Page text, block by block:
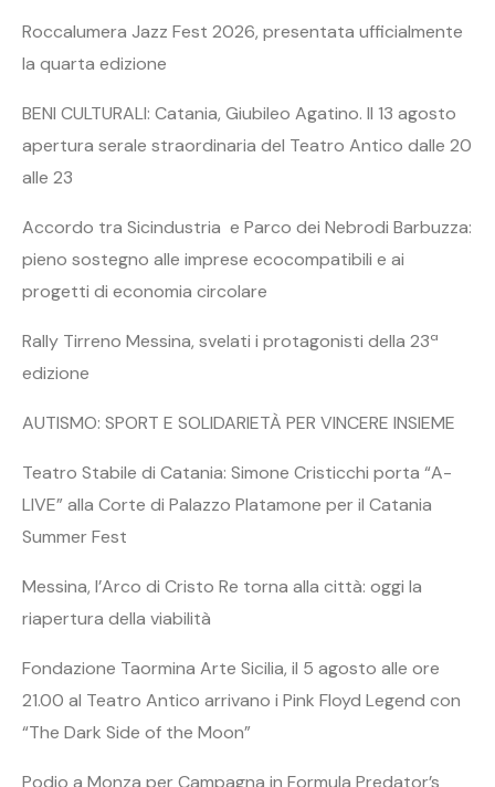
Roccalumera Jazz Fest 2026, presentata ufficialmente
la quarta edizione
BENI CULTURALI: Catania, Giubileo Agatino. Il 13 agosto
apertura serale straordinaria del Teatro Antico dalle 20
alle 23
Accordo tra Sicindustria e Parco dei Nebrodi Barbuzza:
pieno sostegno alle imprese ecocompatibili e ai
progetti di economia circolare
Rally Tirreno Messina, svelati i protagonisti della 23ª
edizione
AUTISMO: SPORT E SOLIDARIETÀ PER VINCERE INSIEME
Teatro Stabile di Catania: Simone Cristicchi porta “A-
LIVE” alla Corte di Palazzo Platamone per il Catania
Summer Fest
Messina, l’Arco di Cristo Re torna alla città: oggi la
riapertura della viabilità
Fondazione Taormina Arte Sicilia, il 5 agosto alle ore
21.00 al Teatro Antico arrivano i Pink Floyd Legend con
“The Dark Side of the Moon”
Podio a Monza per Campagna in Formula Predator’s